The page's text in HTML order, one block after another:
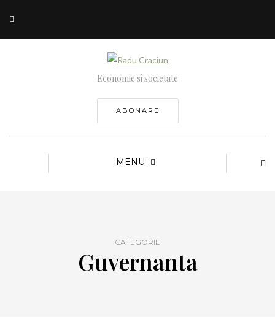
Economie si societate
ABONARE
MENU
CATEGORIE
Guvernanta